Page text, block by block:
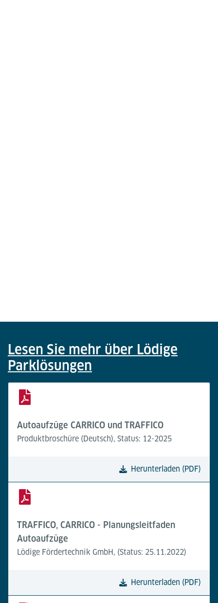
Lesen Sie mehr über Lödige
Parklösungen
Autoaufzüge CARRICO und TRAFFICO
Produktbroschüre (Deutsch), Status: 12-2025
Herunterladen (PDF)
TRAFFICO, CARRICO - Planungsleitfaden
Autoaufzüge
Lödige Fördertechnik GmbH, (Status: 25.11.2022)
Herunterladen (PDF)